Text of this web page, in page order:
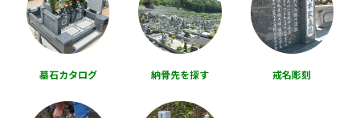
墓石カタログ 納骨先を探す 戒名彫刻